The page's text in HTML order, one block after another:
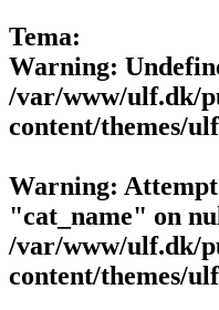
Tema:
Warning:
/var/www/ulf.dk/
content/themes/
Warning:
"cat_name" on
/var/www/ulf.dk/
content/themes/